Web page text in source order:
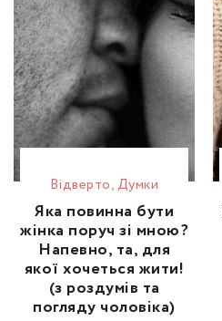
Відвертo,Думки
Яка повинна бути
жінка поруч зі мною?
Напевно, та, для
якої хочеться жити!
(з роздумів та
погляду чоловіка)